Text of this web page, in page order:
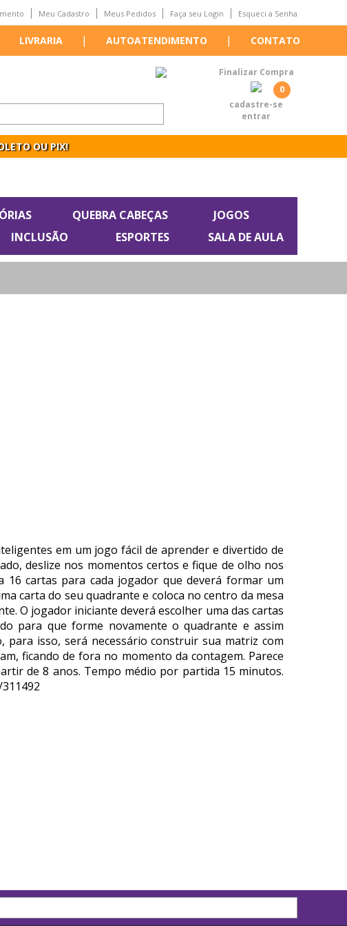
Meu Cadastro Meus Pedidos Faça seu Login Esqueci a Senha
LIVRARIA | AUTOATENDIMENTO | CONTATO
Finalizar Compra
0
cadastre-se
entrar
OU PIX!
QUEBRA CABEÇAS
JOGOS
INCLUSÃO ESPORTES SALA DE AULA
em um jogo fácil de aprender e divertido de
deslize nos momentos certos e fique de olho nos
cartas para cada jogador que deverá formar um
carta do seu quadrante e coloca no centro da mesa
O jogador iniciante deverá escolher uma das cartas
para que forme novamente o quadrante e assim
para isso, será necessário construir sua matriz com
ficando de fora no momento da contagem. Parece
de 8 anos. Tempo médio por partida 15 minutos.